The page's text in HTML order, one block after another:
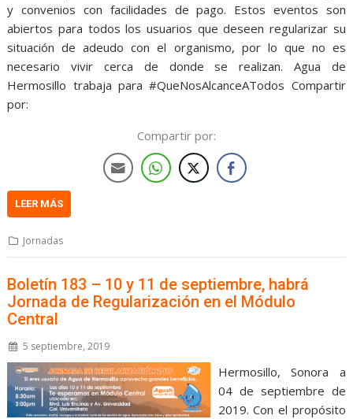
y convenios con facilidades de pago. Estos eventos son
abiertos para todos los usuarios que deseen regularizar su
situación de adeudo con el organismo, por lo que no es
necesario vivir cerca de donde se realizan. Agua de
Hermosillo trabaja para #QueNosAlcanceATodos Compartir
por:
Compartir por:
LEER MÁS
Jornadas
Boletín 183 – 10 y 11 de septiembre, habrá
Jornada de Regularización en el Módulo
Central
5 septiembre, 2019
Hermosillo, Sonora a
04 de septiembre de
2019. Con el propósito